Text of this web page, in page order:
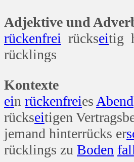
Adjektive und
rückenfrei rückseitig
rücklings
Kontexte
ein rückenfreies Abend
rückseitigen
jemand hinterrücks er
rücklings zu Boden